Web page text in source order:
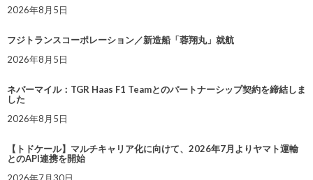
2026年8月5日
フジトランスコーポレーション／新造船「蓉翔丸」就航
2026年8月5日
ネバーマイル：TGR Haas F1 Teamとのパートナーシップ契約を締結しま
した
2026年8月5日
【トドケール】マルチキャリア化に向けて、2026年7月よりヤマト運輸
とのAPI連携を開始